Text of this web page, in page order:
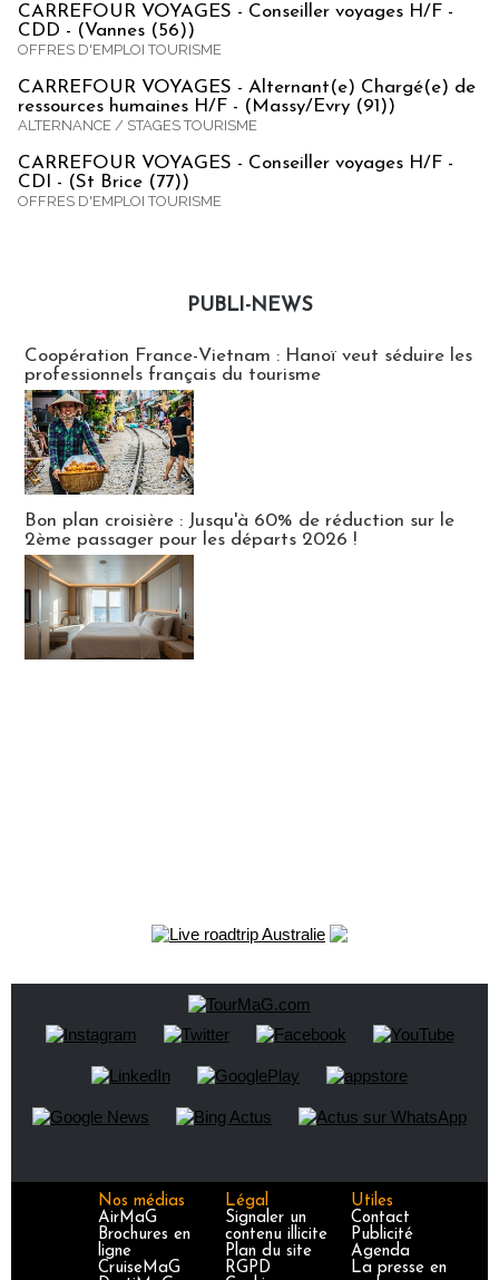
CARREFOUR VOYAGES - Conseiller voyages H/F -
CDD - (Vannes (56))
OFFRES D'EMPLOI TOURISME
CARREFOUR VOYAGES - Alternant(e) Chargé(e) de
ressources humaines H/F - (Massy/Evry (91))
ALTERNANCE / STAGES TOURISME
CARREFOUR VOYAGES - Conseiller voyages H/F -
CDI - (St Brice (77))
OFFRES D'EMPLOI TOURISME
PUBLI-NEWS
Coopération France-Vietnam : Hanoï veut séduire les
professionnels français du tourisme
Bon plan croisière : Jusqu'à 60% de réduction sur le
2ème passager pour les départs 2026 !
Nos médias
AirMaG
Brochures en
ligne
CruiseMaG
Légal
Signaler un
contenu illicite
Plan du site
RGPD
Utiles
Contact
Publicité
Agenda
La presse en